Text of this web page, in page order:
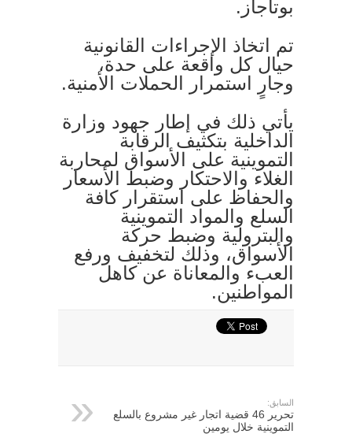
بوتاجاز.
تم اتخاذ الإجراءات القانونية
حيال كل واقعة على حدة،
وجارٍ استمرار الحملات الأمنية.
يأتي ذلك في إطار جهود وزارة
الداخلية بتكثيف الرقابة
التموينية على الأسواق لمحاربة
الغلاء والاحتكار وضبط الأسعار
والحفاظ على استقرار كافة
السلع والمواد التموينية
والبترولية وضبط حركة
الأسواق، وذلك لتخفيف ورفع
العبء والمعاناة عن كاهل
المواطنين.
السابق:
تحرير 46 قضية اتجار غير مشروع بالسلع
التموينية خلال يومين